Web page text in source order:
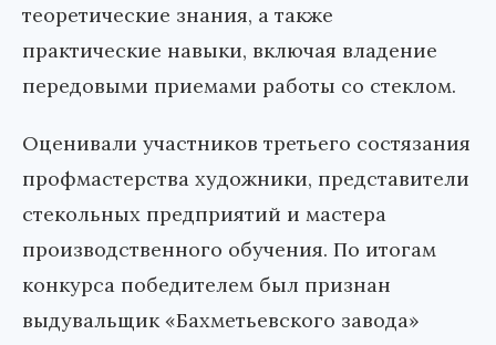
теоретические знания, а также
практические навыки, включая владение
передовыми приемами работы со стеклом.
Оценивали участников третьего состязания
профмастерства художники, представители
стекольных предприятий и мастера
производственного обучения. По итогам
конкурса победителем был признан
выдувальщик «Бахметьевского завода»